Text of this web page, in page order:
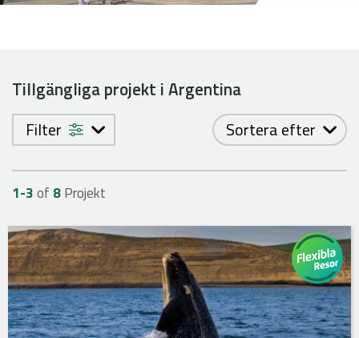
Tillgängliga projekt i Argentina
Filter Sortera efter
1-3of 8Projekt